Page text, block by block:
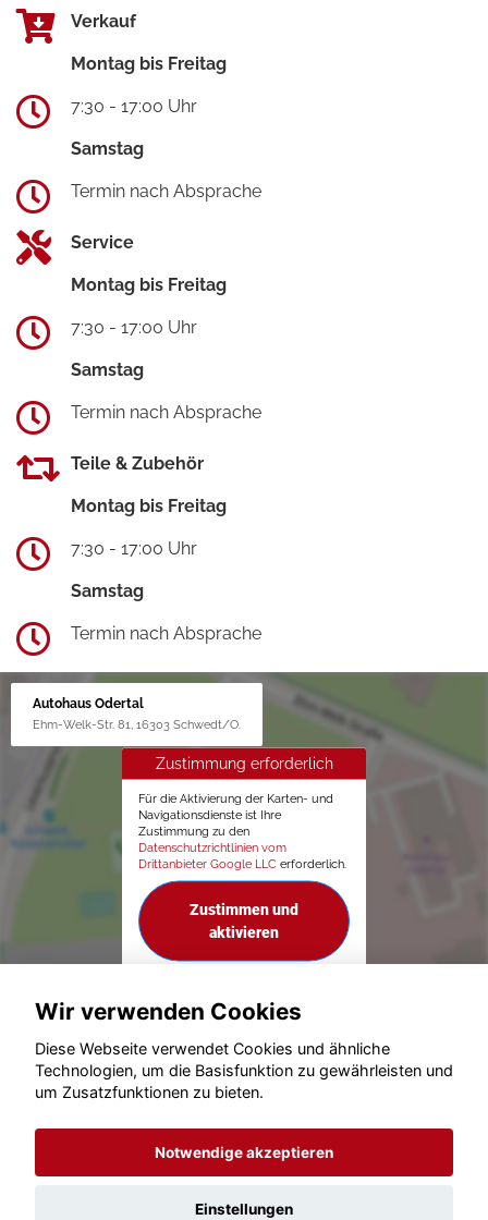
Verkauf
Montag bis Freitag
7:30 - 17:00 Uhr
Samstag
Termin nach Absprache
Service
Montag bis Freitag
7:30 - 17:00 Uhr
Samstag
Termin nach Absprache
Teile & Zubehör
Montag bis Freitag
7:30 - 17:00 Uhr
Samstag
Termin nach Absprache
Autohaus Odertal
Ehm-Welk-Str. 81, 16303 Schwedt/O.
Zustimmung erforderlich
Für die Aktivierung der Karten- und
Navigationsdienste ist Ihre
Zustimmung zu den
Datenschutzrichtlinien vom
Drittanbieter Google LLC erforderlich.
Zustimmen und
aktivieren
© konjunkturmotor.de GmbH 2020 - 2026
Wir verwenden Cookies
Diese Webseite verwendet Cookies und ähnliche
Technologien, um die Basisfunktion zu gewährleisten und
um Zusatzfunktionen zu bieten.
Notwendige akzeptieren
Einstellungen